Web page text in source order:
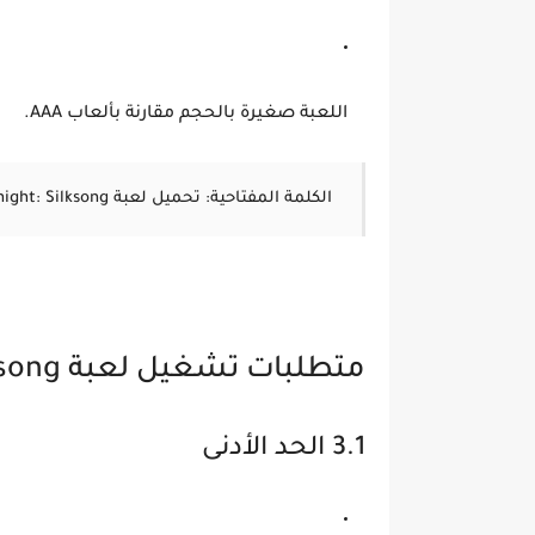
اللعبة صغيرة بالحجم مقارنة بألعاب AAA.
الكلمة المفتاحية: تحميل لعبة Hollow Knight: Silksong هولو نايت سيلكسونغ
متطلبات تشغيل لعبة Hollow Knight: Silksong على الكمبيوتر
3.1 الحد الأدنى